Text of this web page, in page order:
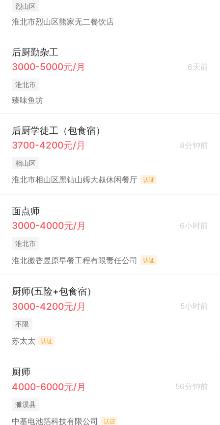
烈山区
淮北市烈山区熊家无二餐饮店
后厨勤杂工
3000-5000元/月
6天前
淮北市
臻味鱼坊
后厨学徒工（包食宿）
3700-4200元/月
8分钟前
相山区
淮北市相山区黑钻山姆大叔休闲餐厅 认证
面点师
3000-4000元/月
6小时前
淮北市
淮北徽香昱原早餐工程有限责任公司 认证
厨师(五险+包食宿）
3000-4200元/月
5小时前
不限
苏太太 认证
厨师
4000-6000元/月
56分钟前
濉溪县
中基电池箔科技有限公司 认证